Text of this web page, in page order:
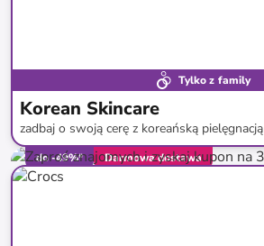
Tylko z family
Korean Skincare
zadbaj o swoją cerę z koreańską pielęgnacją
do-49%* Darmowa dostawa